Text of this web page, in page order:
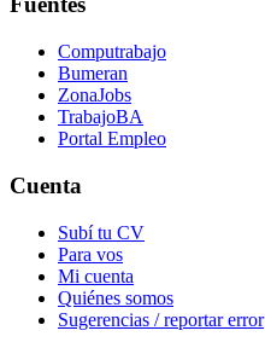
Computrabajo
Bumeran
ZonaJobs
TrabajoBA
Portal Empleo
Cuenta
Subí tu CV
Para vos
Mi cuenta
Quiénes somos
Sugerencias / reportar error